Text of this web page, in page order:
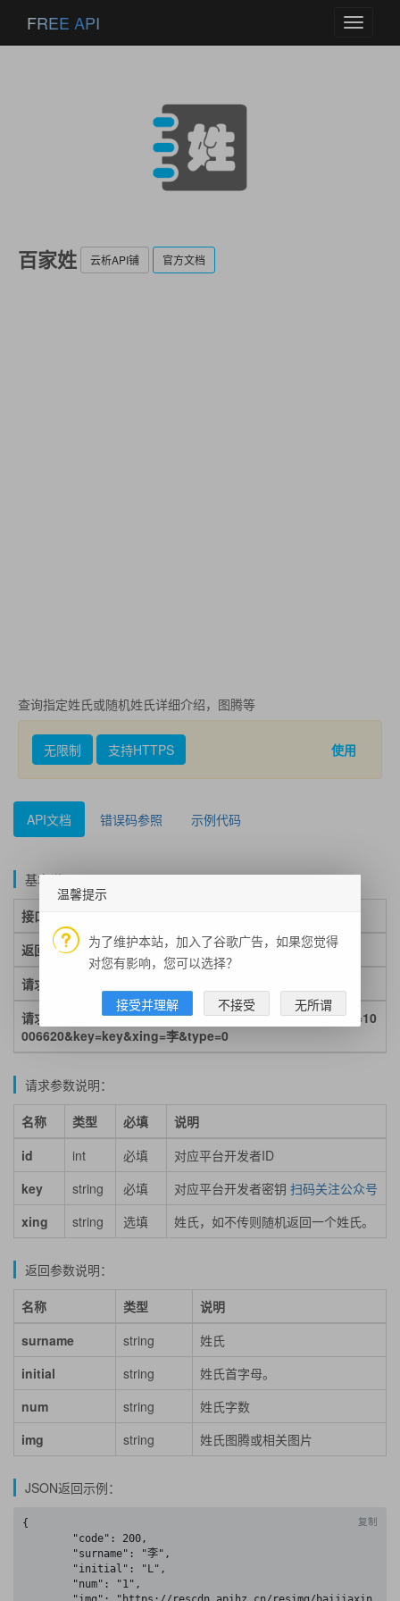
Toggle
FREE API
百家姓 云析API铺 官方文档
查询指定姓氏或随机姓氏详细介绍，图腾等
无限制 支持HTTPS 使用
API文档 错误码参照 示例代码
基本说明：
接口地址：
返回格式：json
请求方式：get/post
请求示例：https://cn.apihz.cn/api/zici/baijiaxing.php?id=10
006620&key=key&xing=李&type=0
请求参数说明：
名称 类型 必填
说明
id
int 必填
对应平台开发者ID
key
string 必填 对应平台开发者密钥 扫码关注公众号
xing
string 选填 姓氏，如不传则随机返回一个姓氏。
返回参数说明：
名称 类型
说明
surname
string
姓氏
initial
string
姓氏首字母。
num
string
姓氏字数
img
string 姓氏图腾或相关图片
JSON返回示例：
复制
{
温馨提示
为了维护本站，加入了谷歌广告，如果您觉得
对您有影响，您可以选择？
接受并理解 不接受 无所谓